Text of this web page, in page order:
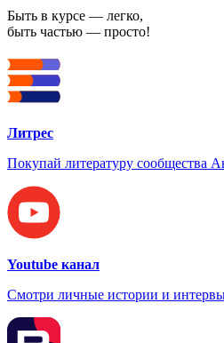
Быть в курсе — легко,
быть частью — просто!
Литрес
Покупай литературу сообщества
Youtube канал
Смотри личные истории и